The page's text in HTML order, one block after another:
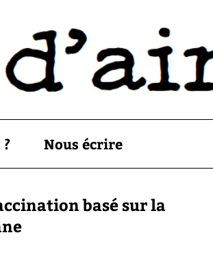
Nous écrire
basé sur la